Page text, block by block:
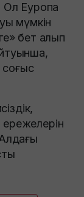
Ол Еуропа
мүмкін
бет алып